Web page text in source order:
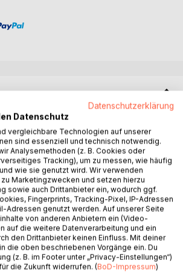
enthaltenen Gedichte schreien, rufen,
an gegen das laute Trommeln der
von verblendeten jungen
Spuren, von Hoffnung, Trauer
wahre und erfundene Geschichten. Es
Betrachtungen, sprachliche
Warnungen. Die Stile,
sind so vielfältig wie die 20
die sie verfasst haben.
Autoren:
Stephan, Helmut Blepp, René
Datenschutzerklärung
Datenschutz
vergleichbare Technologien auf unserer
sind essenziell und technisch notwendig.
Analysemethoden (z. B. Cookies oder
Tracking), um zu messen, wie häufig
wie sie genutzt wird. Wir verwenden
Marketingzwecken und setzen hierzu
sowie auch Drittanbieter ein, wodurch ggf.
Fingerprints, Tracking-Pixel, IP-Adressen
Adressen genutzt werden. Auf unserer Seite
von anderen Anbietern ein (Video-
auf die weitere Datenverarbeitung und ein
den Drittanbieter keinen Einfluss. Mit deiner
die oben beschriebenen Vorgänge ein. Du
(z. B. im Footer unter „Privacy-Einstellungen“)
die Zukunft widerrufen. (BoD-Impressum)